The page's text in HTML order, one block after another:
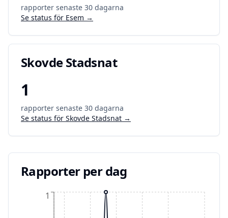
rapporter senaste 30 dagarna
Se status för Esem →
Skovde Stadsnat
1
rapporter senaste 30 dagarna
Se status för Skovde Stadsnat →
Rapporter per dag
1